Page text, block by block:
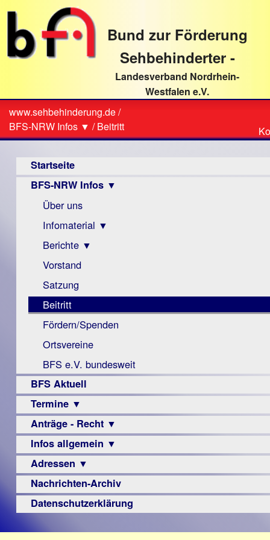
direkt
Textinhalt
Bund zur Förderung
Sehbehinderter -
Landesverband Nordrhein-
Westfalen e.V.
Sie
sind
hier
www.sehbehinderung.de/
BFS-NRW Infos ▼ /Beitritt
Startseite
BFS-NRW Infos ▼
Über uns
Infomaterial ▼
Visus
Zeitschrift
Monokular
Mac
Instagram-
Links
Berichte ▼
Archiv
Berichte
Vorstand
Satzung
Beitritt
Fördern/Spenden
Ortsvereine
BFS e.V. bundesweit
BFS Aktuell
Termine ▼
Veranstaltungsprogramme
Anträge - Recht ▼
Archiv
Urteile
Infos allgemein ▼
Sehbehinderung
Frühförderung
Schule
–
Adressen ▼
Augenoptiker
Berufsbildungswerke
Nachrichten-Archiv
Datenschutzerklärung